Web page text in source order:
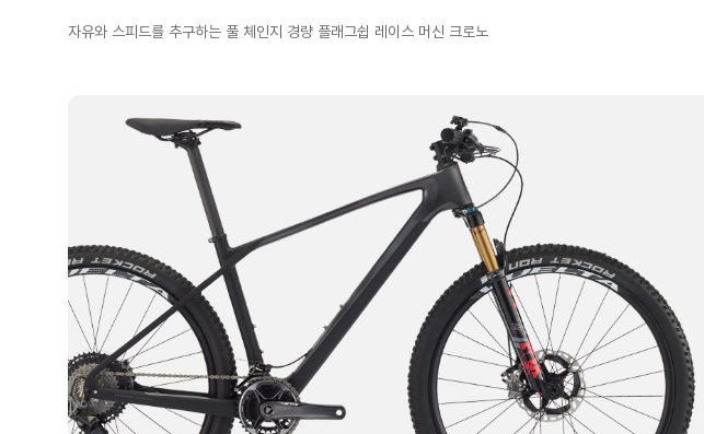
자유와 스피드를 추구하는 풀 체인지 경량 플래그쉽 레이스 머신 크로노